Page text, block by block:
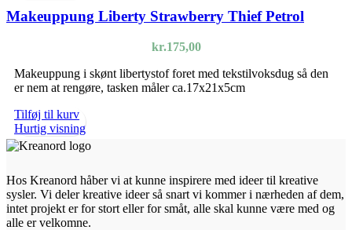
Makeuppung Liberty Strawberry Thief Petrol
kr.175,00
Makeuppung i skønt libertystof foret med tekstilvoksdug så den
er nem at rengøre, tasken måler ca.17x21x5cm
Tilføj til kurv
Hurtig visning
Hos Kreanord håber vi at kunne inspirere med ideer til kreative
sysler. Vi deler kreative ideer så snart vi kommer i nærheden af dem,
intet projekt er for stort eller for småt, alle skal kunne være med og
alle er velkomne.